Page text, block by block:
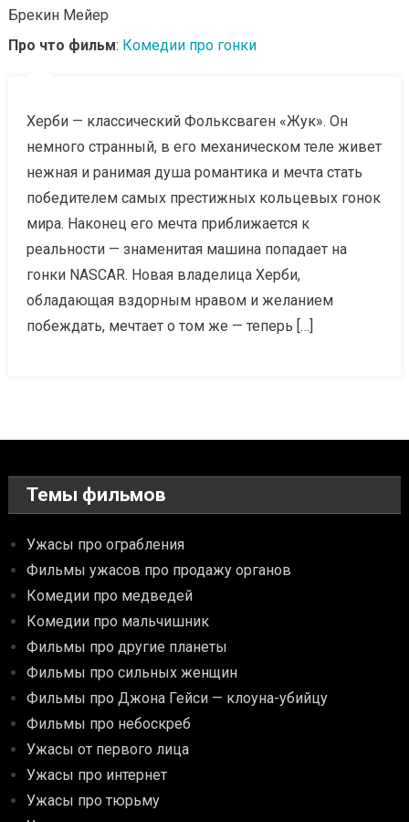
Брекин Мейер
Про что фильм: Комедии про гонки
Херби — классический Фольксваген «Жук». Он
немного странный, в его механическом теле живет
нежная и ранимая душа романтика и мечта стать
победителем самых престижных кольцевых гонок
мира. Наконец его мечта приближается к
реальности — знаменитая машина попадает на
гонки NASCAR. Новая владелица Херби,
обладающая вздорным нравом и желанием
побеждать, мечтает о том же — теперь […]
Темы фильмов
Ужасы про ограбления
Фильмы ужасов про продажу органов
Комедии про медведей
Комедии про мальчишник
Фильмы про другие планеты
Фильмы про сильных женщин
Фильмы про Джона Гейси — клоуна-убийцу
Фильмы про небоскреб
Ужасы от первого лица
Ужасы про интернет
Ужасы про тюрьму